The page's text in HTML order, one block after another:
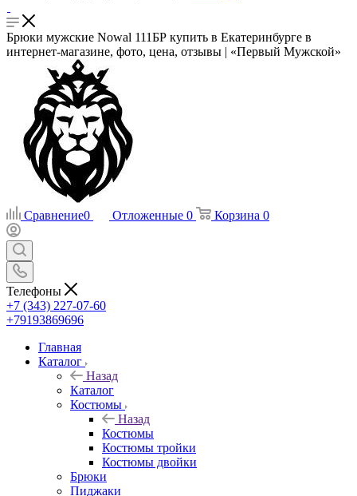
Брюки мужские Nowal 111БР купить в Екатеринбурге в
интернет-магазине, фото, цена, отзывы | «Первый Мужской»
Сравнение0 Отложенные 0 Корзина 0
Телефоны
+7 (343) 227-07-60
+79193869696
Главная
Каталог
Назад
Каталог
Костюмы
Назад
Костюмы
Костюмы тройки
Костюмы двойки
Брюки
Пиджаки